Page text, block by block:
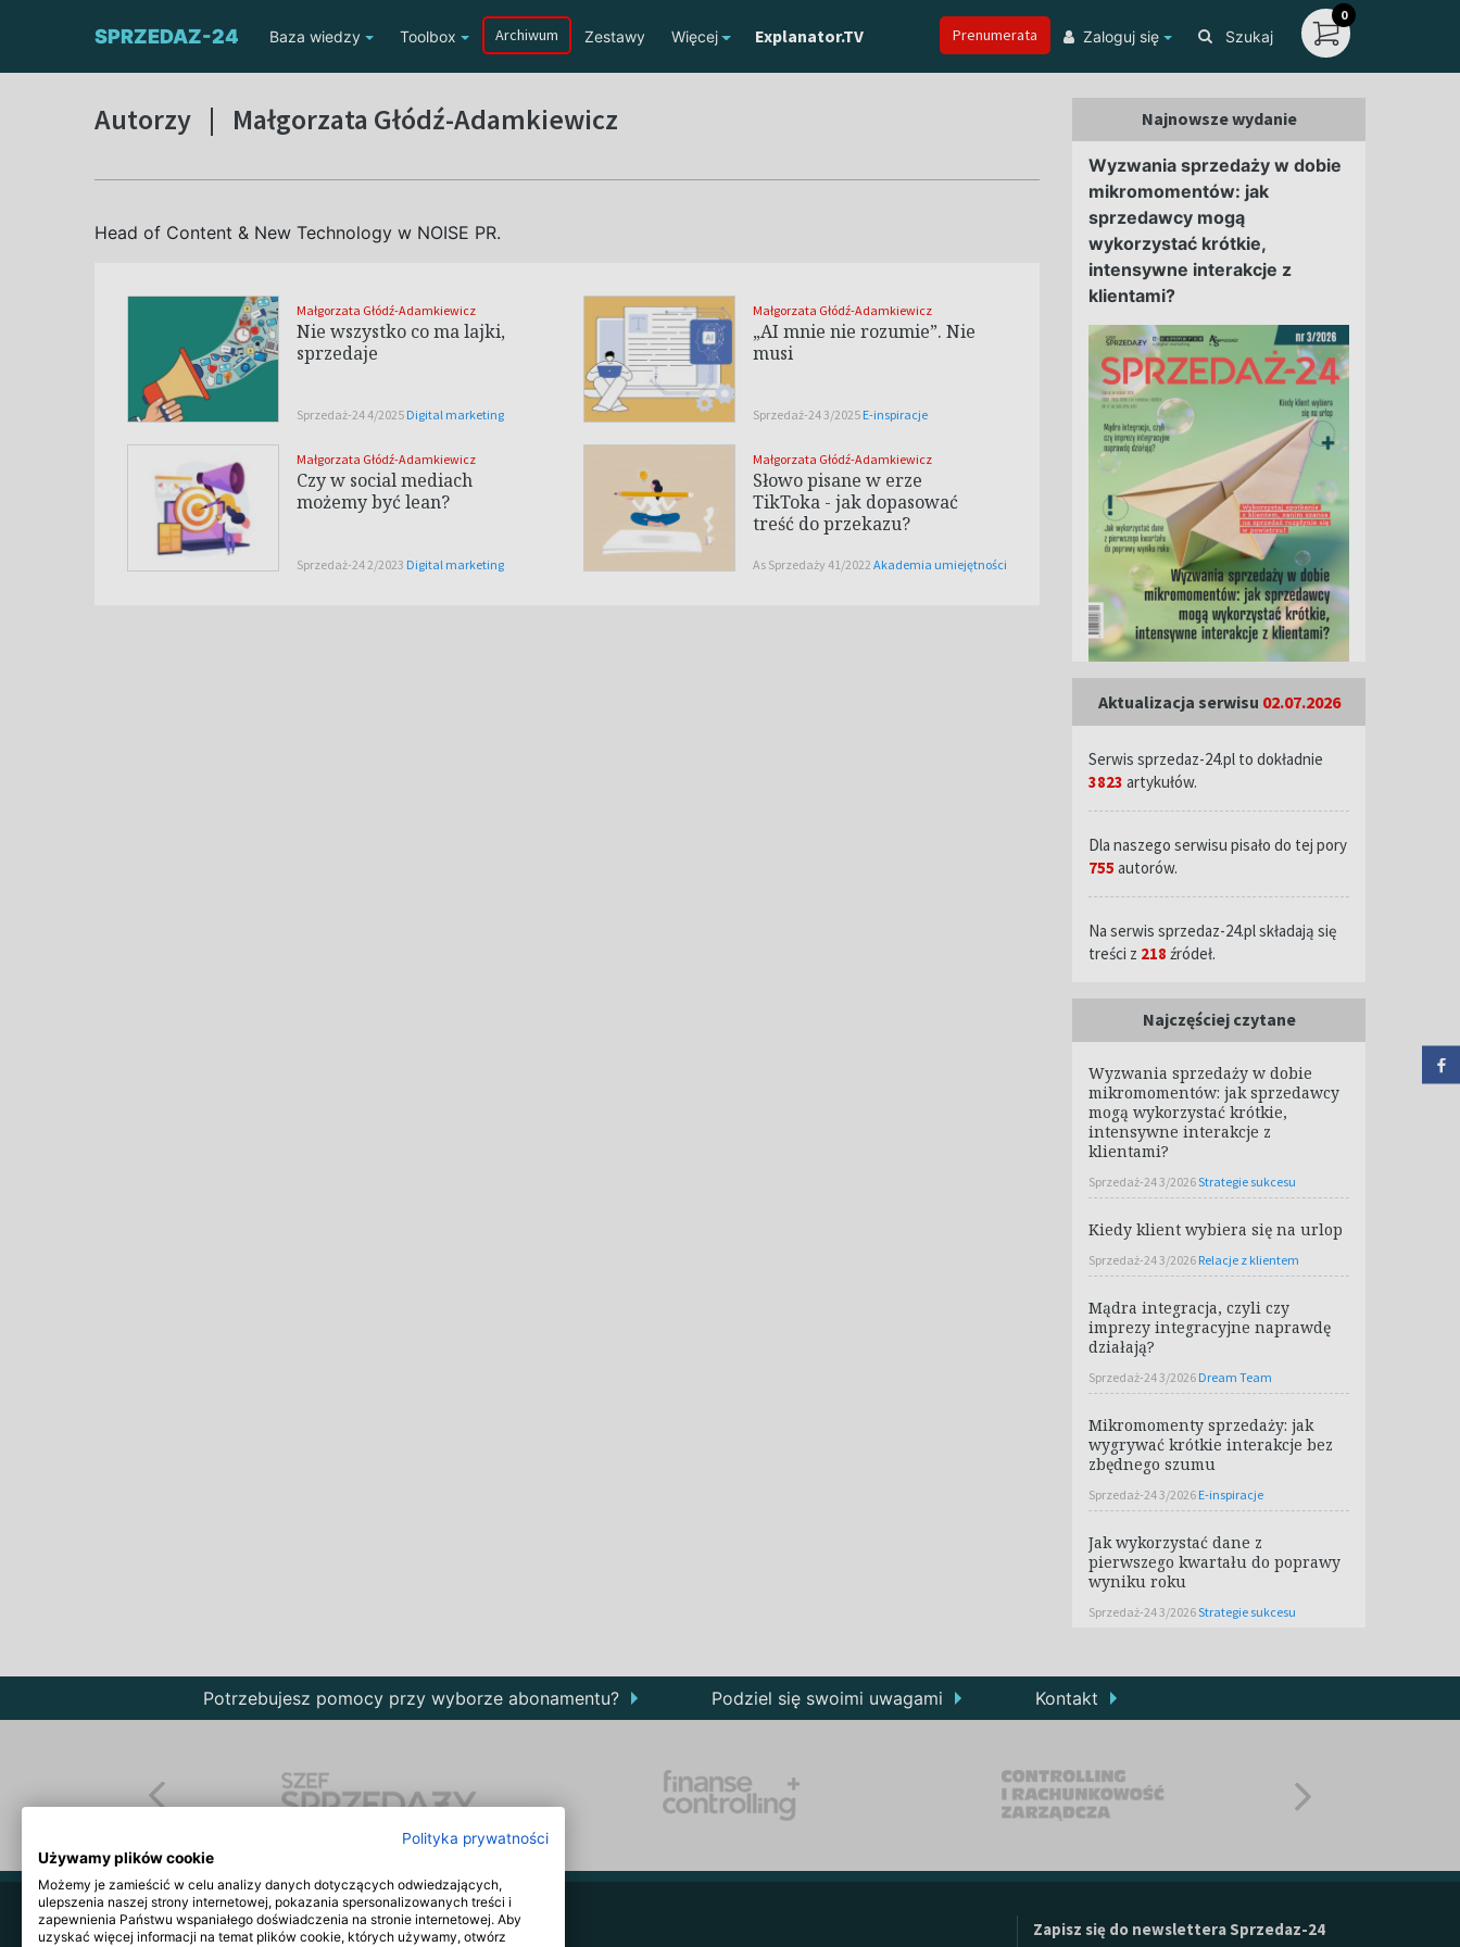
SPRZEDAZ-24 Baza wiedzy Toolbox Archiwum Zestawy Więcej Explanator.TV Prenumerata Zaloguj się Szukaj
0
Autorzy | Małgorzata Głódź-Adamkiewicz
Head of Content & New Technology w NOISE PR.
Małgorzata Głódź-Adamkiewicz
Nie wszystko co ma lajki,
sprzedaje
Sprzedaż-24 4/2025 Digital marketing
Małgorzata Głódź-Adamkiewicz
„AI mnie nie rozumie”. Nie
musi
Sprzedaż-24 3/2025 E-inspiracje
Małgorzata Głódź-Adamkiewicz
Czy w social mediach
możemy być lean?
Sprzedaż-24 2/2023 Digital marketing
Małgorzata Głódź-Adamkiewicz
Słowo pisane w erze
TikToka - jak dopasować
treść do przekazu?
As Sprzedaży 41/2022 Akademia umiejętności
Najnowsze wydanie
Wyzwania sprzedaży w dobie
mikromomentów: jak
sprzedawcy mogą
wykorzystać krótkie,
intensywne interakcje z
klientami?
Aktualizacja serwisu 02.07.2026
Serwis sprzedaz-24.pl to dokładnie
3823 artykułów.
Dla naszego serwisu pisało do tej pory
755 autorów.
Na serwis sprzedaz-24.pl składają się
treści z 218 źródeł.
Najczęściej czytane
Wyzwania sprzedaży w dobie
mikromomentów: jak sprzedawcy
mogą wykorzystać krótkie,
intensywne interakcje z
klientami?
Sprzedaż-24 3/2026Strategie sukcesu
Kiedy klient wybiera się na urlop
Sprzedaż-24 3/2026 Relacje z klientem
Mądra integracja, czyli czy
imprezy integracyjne naprawdę
działają?
Sprzedaż-24 3/2026 Dream Team
Mikromomenty sprzedaży: jak
wygrywać krótkie interakcje bez
zbędnego szumu
Sprzedaż-24 3/2026 E-inspiracje
Jak wykorzystać dane z
pierwszego kwartału do poprawy
wyniku roku
Sprzedaż-24 3/2026Strategie sukcesu
Potrzebujesz pomocy przy wyborze abonamentu? Podziel się swoimi uwagami Kontakt
O serwisie Szkolenia Reklama Zapisz się do newslettera Sprzedaz-24
Polityka prywatności
Używamy plików cookie
Możemy je zamieścić w celu analizy danych dotyczących odwiedzających,
ulepszenia naszej strony internetowej, pokazania spersonalizowanych treści i
zapewnienia Państwu wspaniałego doświadczenia na stronie internetowej. Aby
uzyskać więcej informacji na temat plików cookie, których używamy, otwórz